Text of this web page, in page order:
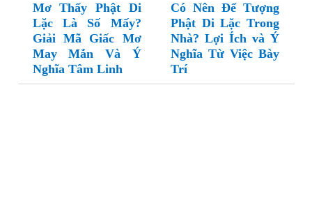
Mơ Thấy Phật Di
Lặc Là Số Mấy?
Giải Mã Giấc Mơ
May Mắn Và Ý
Nghĩa Tâm Linh
Có Nên Để Tượng
Phật Di Lặc Trong
Nhà? Lợi Ích và Ý
Nghĩa Từ Việc Bày
Trí